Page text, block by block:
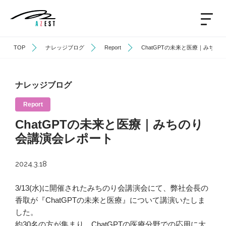
TOP ナレッジブログ Report ChatGPTの未来と医療｜みちの
ナレッジブログ
Report
ChatGPTの未来と医療｜みちのり
会講演会レポート
2024.3.18
3/13(水)に開催されたみちのり会講演会にて、弊社会長の
香取が『ChatGPTの未来と医療』について講演いたしま
した。
約30名の方が集まり、ChatGPTの医療分野での応用に大